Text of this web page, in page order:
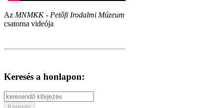
Az MNMKK - Petőfi Irodalmi Múzeum
csatorna videója
Keresés a honlapon: